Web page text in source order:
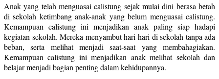
Anak yang telah menguasai calistung sejak mulai dini berasa betah
di sekolah ketimbang anak-anak yang belum menguasai calistung.
Kemampuan calistung ini menjadikan anak paling siap hadapi
kegiatan sekolah. Mereka menyambut hari-hari di sekolah tanpa ada
beban, serta melihat menjadi saat-saat yang membahagiakan.
Kemampuan calistung ini menjadikan anak melihat sekolah dan
belajar menjadi bagian penting dalam kehidupannya.